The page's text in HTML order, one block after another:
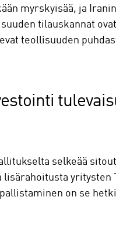
myrskyisää, ja
tilauskannat
teollisuuden
selkeää
lisärahoitusta
on se